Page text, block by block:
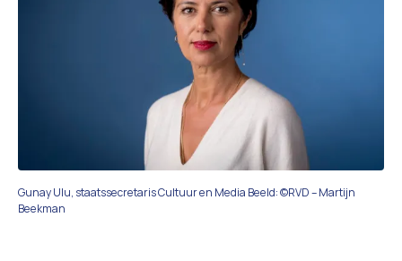
Gunay Ulu, staatssecretaris Cultuur en Media Beeld: ©RVD – Martijn
Beekman